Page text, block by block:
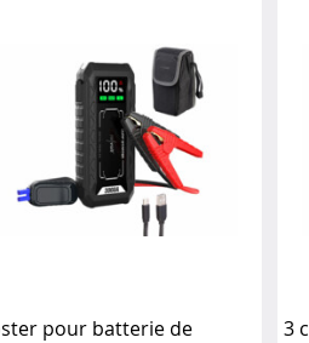
pour batterie de
3